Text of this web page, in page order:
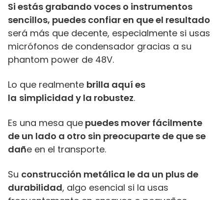
Si estás grabando voces o instrumentos
sencillos, puedes confiar en que el resultado
será más que decente, especialmente si usas
micrófonos de condensador gracias a su
phantom power de 48V.
Lo que realmente brilla aquí es
la simplicidad y la robustez.
Es una mesa que puedes mover fácilmente
de un lado a otro sin preocuparte de que se
dañe en el transporte.
Su construcción metálica le da un plus de
durabilidad, algo esencial si la usas